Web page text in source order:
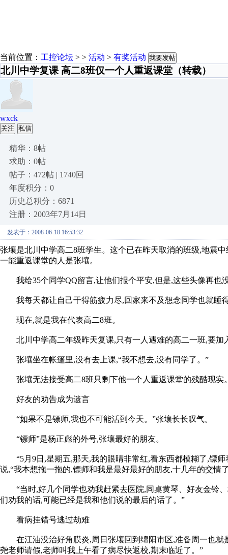
当前位置： 工控论坛 > > 活动 > 有奖活动 我要发帖
北川中学复课 高二8班仅一个人重返课堂（转载）
wxck
关注 私信
精华：8帖
求助：0帖
帖子：472帖 | 1740回
年度积分：0
历史总积分：6871
注册：2003年7月14日
发表于：2008-06-18 16:53:32
张壤是北川中学高二8班学生。这个已在昨天取消的班级,地震
一能重返课堂的人是张壤。
我给35个同学QQ留言,让他们报个平安,但是,这些头像再也
我每天都让自己干得筋疲力尽,回家来不及想念同学也就睡
现在,就是我在代表高二8班。
北川中学高二年级昨天复课,只有一人遇难的高二一班,要
张壤坐在帐篷里,没有去上课,“我不想去,没有同学了。”
张壤无法接受高二8班只剩下他一个人重返课堂的残酷现实
好友的劝告成为遗言
“如果不是镖师,我也不可能活到今天。”张壤长长叹气。
“镖师”是杨正彪的外号,张壤最好的朋友。
“5月9日,星期五,那天,我的眼睛非常红,看东西都模糊了,镖师
说,“我本想拖一拖的,镖师和我是最好最好的朋友,十几年的交情
“当时,好几个同学也劝我赶紧去医院,同桌黄琴、好友金铃、
们劝我的话,可能已经是我和他们说的最后的话了。”
看病挂错号逃过劫难
在江油没治好角膜炎,周日张壤回到绵阳市区,准备周一也就
尧老师请假,老师叫我上午看了病尽快返校,期末临近了。”